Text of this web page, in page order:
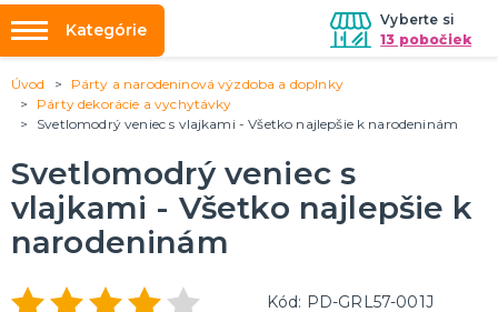
Vyberte si
13 pobočiek
Požičovňa kostýmov
Výzdoba na kľúč
Nafukovanie balónikov
Rozvoz
O nás
Kategórie
HALLOWEENSKE KOSTÝMY
Dámske Halloween kostýmy
Detské Halloween kostýmy
HALLOWEENSKE DEKORÁCIE
Závesné dekorácie
Doplnky ku kostýmu
Úvod
Párty a narodeninová výzdoba a doplnky
Párty dekorácie a vychytávky
Svetlomodrý veniec s vlajkami - Všetko najlepšie k narodeninám
Svetlomodrý veniec s
vlajkami - Všetko najlepšie k
narodeninám
Kód: PD-GRL57-001J